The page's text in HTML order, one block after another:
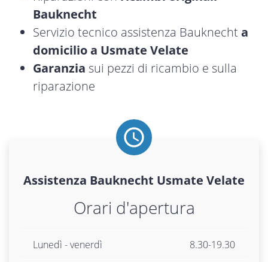
Bauknecht
Servizio tecnico assistenza Bauknechta
domicilio a Usmate Velate
Garanzia sui pezzi di ricambio e sulla
riparazione
Assistenza Bauknecht Usmate Velate
Orari d'apertura
Lunedì - venerdì 8.30-19.30